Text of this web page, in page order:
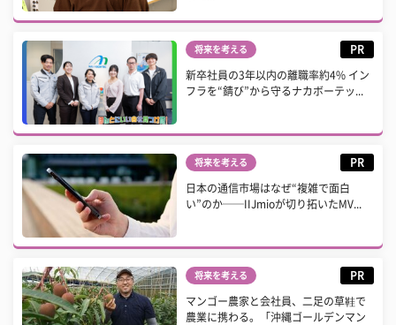
将来を考える PR
新卒社員の3年以内の離職率約4% イン
フラを“錆び”から守るナカボーテッ...
将来を考える PR
日本の通信市場はなぜ“複雑で面白
い”のか──IIJmioが切り拓いたMV...
将来を考える PR
マンゴー農家と会社員、二足の草鞋で
農業に携わる。「沖縄ゴールデンマン